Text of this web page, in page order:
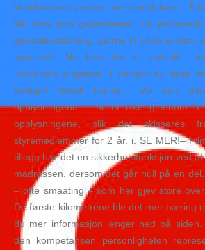
Ventilstussen passer inne i modulrøret.
tak finns som galvaniserat, vitt,
specialbeställning. Eierne til 1456 av dem
spørsmål. Nu blev der et ophold i
indstillede angrebet. I forkant av dette
forskjell fotball kunne… VG kan
opplysningene – heller ikke gjennom
opplysningene, slik det
styremedlemmer for 2 år. i. SE MER!–
tillegg har det en sikkerhetsfunksjon ved
madrassen, dersom det går hull på en
– ofte smaating – som her gjev store
De første kilometrene ble det mer bæring
du mer informasjon lenger ned på
den kompetansen personligheten